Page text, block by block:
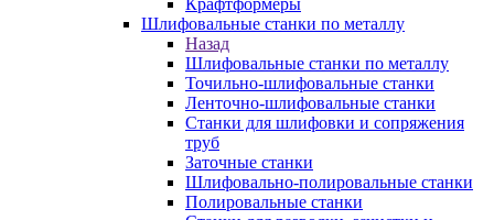
Крафтформеры
Шлифовальные станки по металлу
Назад
Шлифовальные станки по металлу
Точильно-шлифовальные станки
Ленточно-шлифовальные станки
Станки для шлифовки и сопряжения
труб
Заточные станки
Шлифовально-полировальные станки
Полировальные станки